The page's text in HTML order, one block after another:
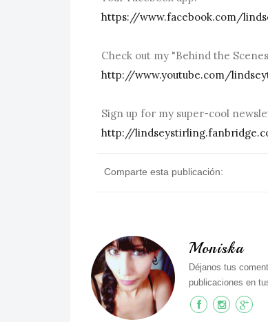
https://www.facebook.com/
Check out my "Behind the
http://www.youtube.com/
Sign up for my super-cool
http://
Comparte esta publicación:
Moniska
Déjanos tus
publicaciones en